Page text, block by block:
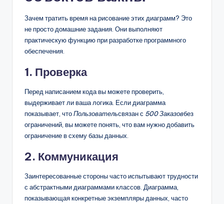
Зачем тратить время на рисование этих диаграмм? Это
не просто домашние задания. Они выполняют
практическую функцию при разработке программного
обеспечения.
1. Проверка
Перед написанием кода вы можете проверить,
выдерживает ли ваша логика. Если диаграмма
показывает, чтоПользовательсвязан с 500 Заказовбез
ограничений, вы можете понять, что вам нужно добавить
ограничение в схему базы данных.
2. Коммуникация
Заинтересованные стороны часто испытывают трудности
с абстрактными диаграммами классов. Диаграмма,
показывающая конкретные экземпляры данных, часто